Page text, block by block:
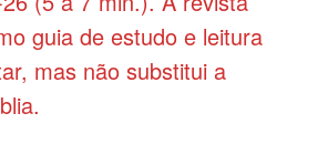
guia de estudo e leitura
mas não substitui a